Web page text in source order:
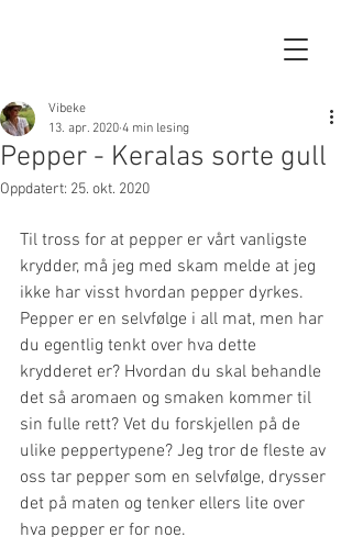
Pepper - Keralas sorte gull
Vibeke
13. apr. 2020 4 min lesing
Oppdatert: 25. okt. 2020
Til tross for at pepper er vårt vanligste
krydder, må jeg med skam melde at jeg
ikke har visst hvordan pepper dyrkes.
Pepper er en selvfølge i all mat, men har
du egentlig tenkt over hva dette
krydderet er? Hvordan du skal behandle
det så aromaen og smaken kommer til
sin fulle rett? Vet du forskjellen på de
ulike peppertypene? Jeg tror de fleste av
oss tar pepper som en selvfølge, drysser
det på maten og tenker ellers lite over
hva pepper er for noe.